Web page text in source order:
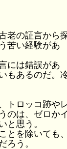
老の証言から
苦い経験があ
には錯誤があ
もあるのだ。
トロッコ跡や
のは、ゼロか
と思う。
とを除いても
ろう。